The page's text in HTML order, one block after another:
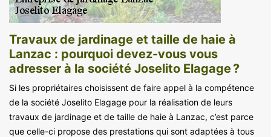
Travaux de jardinage et taille de haie à
Lanzac : pourquoi devez-vous vous
adresser à la société Joselito Elagage ?
Si les propriétaires choisissent de faire appel à la compétence
de la société Joselito Elagage pour la réalisation de leurs
travaux de jardinage et de taille de haie à Lanzac, c’est parce
que celle-ci propose des prestations qui sont adaptées à tous